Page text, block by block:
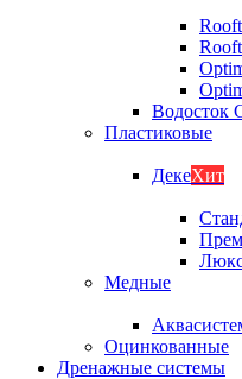
Водосток
Пластиковые
ДекеХит
Медные
Оцинкованные
Дренажные системы